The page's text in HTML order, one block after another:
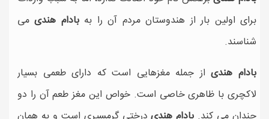
برای اولین بار از هندوستان مردم آن را بهبادام هندیمی
شناسند.
بادام هندیاز جمله مغزهایی است که دارای طعمی بسیار
لاکچری با ظاهری خاصی است. خواص این مغز طعم آن را دو